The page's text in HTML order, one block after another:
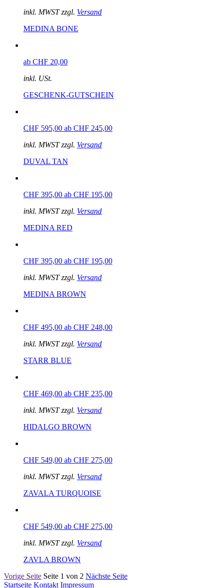
inkl. MWST zzgl. Versand
MEDINA BONE
ab CHF 20,00
inkl. USt.
GESCHENK-GUTSCHEIN
CHF 595,00 ab CHF 245,00
inkl. MWST zzgl. Versand
DUVAL TAN
CHF 395,00 ab CHF 195,00
inkl. MWST zzgl. Versand
MEDINA RED
CHF 395,00 ab CHF 195,00
inkl. MWST zzgl. Versand
MEDINA BROWN
CHF 495,00 ab CHF 248,00
inkl. MWST zzgl. Versand
STARR BLUE
CHF 469,00 ab CHF 235,00
inkl. MWST zzgl. Versand
HIDALGO BROWN
CHF 549,00 ab CHF 275,00
inkl. MWST zzgl. Versand
ZAVALA TURQUOISE
CHF 549,00 ab CHF 275,00
inkl. MWST zzgl. Versand
ZAVLA BROWN
Vorige Seite Seite 1 von 2 Nächste Seite
Startseite Kontakt Impressum